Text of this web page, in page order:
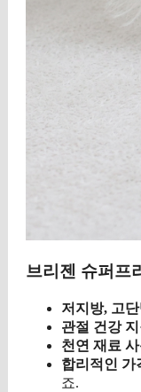
브리젠 슈퍼프
저지방, 고단
관절 건강 지
천연 재료
합리적인 가
죠.